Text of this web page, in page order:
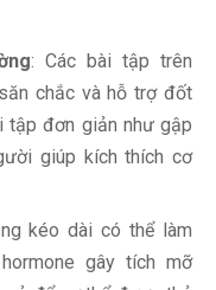
: Các bài tập trên
chắc và hỗ trợ đốt
tập đơn giản như gập
giúp kích thích cơ
kéo dài có thể làm
gây tích mỡ